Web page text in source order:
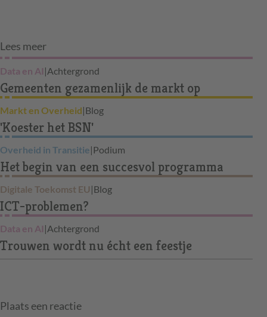
Lees meer
Data en AI |Achtergrond
Gemeenten gezamenlijk de markt op
Markt en Overheid|Blog
'Koester het BSN'
Overheid in Transitie|Podium
Het begin van een succesvol programma
Digitale Toekomst EU |Blog
ICT-problemen?
Data en AI |Achtergrond
Trouwen wordt nu écht een feestje
Plaats een reactie